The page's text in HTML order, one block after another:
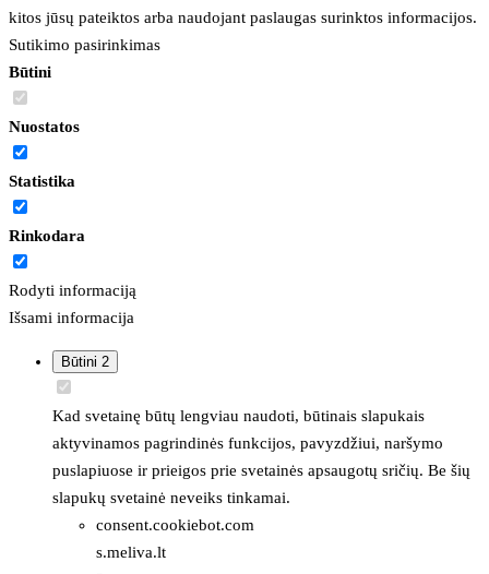
kitos jūsų pateiktos arba naudojant paslaugas surinktos informacijos.
Sutikimo pasirinkimas
Būtini
Nuostatos
Statistika
Rinkodara
Rodyti informaciją
Išsami informacija
Būtini 2
Kad svetainę būtų lengviau naudoti, būtinais slapukais
aktyvinamos pagrindinės funkcijos, pavyzdžiui, naršymo
puslapiuose ir prieigos prie svetainės apsaugotų sričių. Be šių
slapukų svetainė neveiks tinkamai.
consent.cookiebot.com
s.meliva.lt